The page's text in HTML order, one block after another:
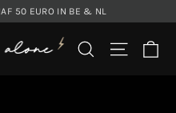
50 EURO IN BE & NL
Translation